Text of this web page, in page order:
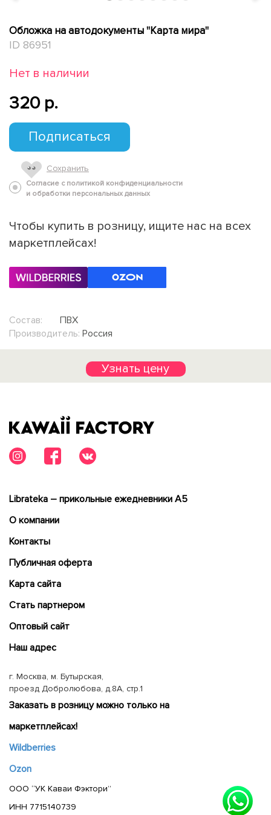
Обложка на автодокументы "Карта мира"
ID 86951
Нет в наличии
320 p.
Подписаться
Сохранить
Согласие с политикой конфиденциальности
и обработки персональных данных
Чтобы купить в розницу, ищите нас на всех
маркетплейсах!
Состав:
ПВХ
Производитель: Россия
Узнать цену
Librateka – прикольные ежедневники А5
О компании
Контакты
Публичная оферта
Карта сайта
Cтать партнером
Оптовый сайт
Наш адрес
г. Москва, м. Бутырская,
проезд Добролюбова, д.8А, стр.1
Заказать в розницу можно только на
маркетплейсах!
Wildberries
Ozon
ООО “УК Каваи Фэктори”
ИНН 7715140739